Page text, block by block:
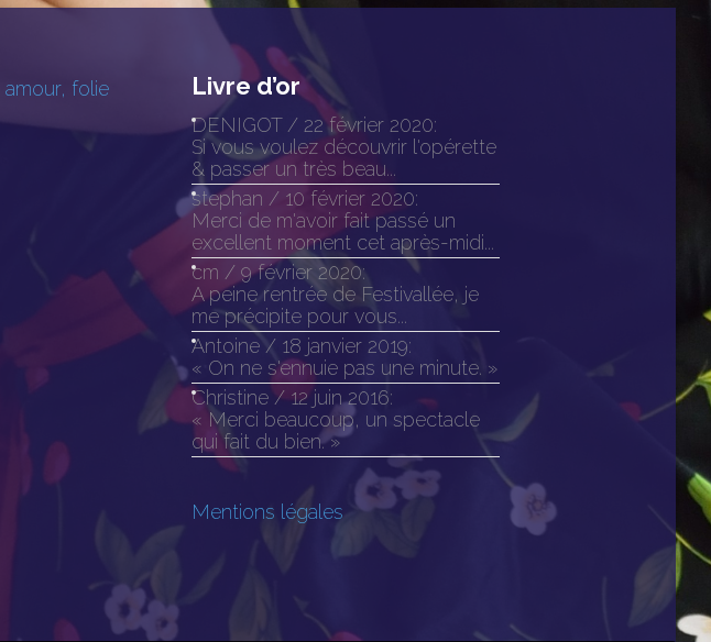
amour, folie
Livre d’or
DENIGOT/ 22 février 2020:
Si vous voulez découvrir l'opérette
& passer un très beau...
stephan / 10 février 2020:
Merci de m'avoir fait passé un
excellent moment cet après-midi...
cm / 9 février 2020:
A peine rentrée de Festivallée, je
me précipite pour vous...
Antoine / 18 janvier 2019:
« On ne s'ennuie pas une minute. »
Christine/12 juin 2016:
« Merci beaucoup, un spectacle
qui fait du bien. »
Mentions légales